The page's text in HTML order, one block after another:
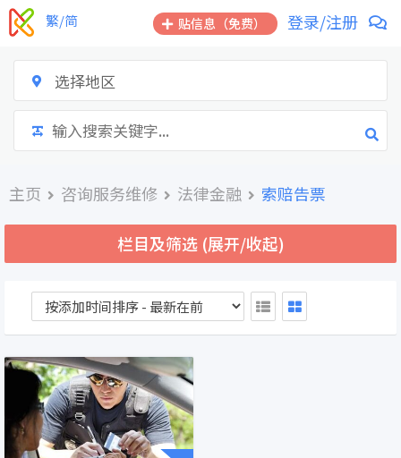
跳
到
贴信息（免费） 登录/注册
繁/简
选择地区
主页 咨询服务维修 法律金融 索赔告票
栏目及筛选 (展开/收起)